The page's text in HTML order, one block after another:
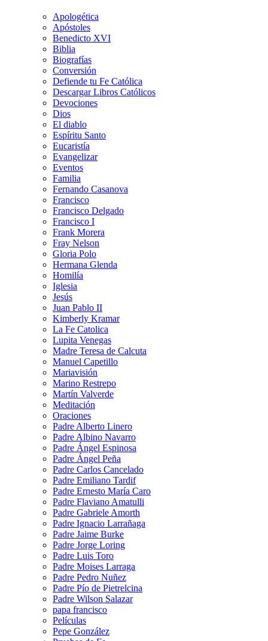
Apologética
Apóstoles
Benedicto XVI
Biblia
Biografías
Conversión
Defiende tu Fe Católica
Descargar Libros Católicos
Devociones
Dios
El diablo
Espíritu Santo
Eucaristía
Evangelizar
Eventos
Familia
Fernando Casanova
Francisco
Francisco Delgado
Francisco I
Frank Morera
Fray Nelson
Gloria Polo
Hermana Glenda
Homilía
Iglesia
Jesús
Juan Pablo II
Kimberly Kramar
La Fe Catolica
Lupita Venegas
Madre Teresa de Calcuta
Manuel Capetillo
Mariavisión
Marino Restrepo
Martín Valverde
Meditación
Oraciones
Padre Alberto Linero
Padre Albino Navarro
Padre Ángel Espinosa
Padre Ángel Peña
Padre Carlos Cancelado
Padre Emiliano Tardif
Padre Ernesto María Caro
Padre Flaviano Amatulli
Padre Gabriele Amorth
Padre Ignacio Larrañaga
Padre Jaime Burke
Padre Jorge Loring
Padre Luis Toro
Padre Moises Larraga
Padre Pedro Nuñez
Padre Pío de Pietrelcina
Padre Wilson Salazar
papa francisco
Películas
Pepe González